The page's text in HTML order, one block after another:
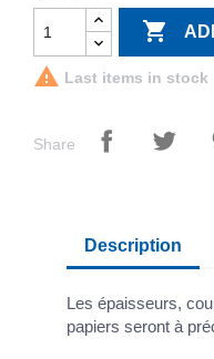

 Last items in stock
Share
Description
Les épaisseurs,
papiers seront à